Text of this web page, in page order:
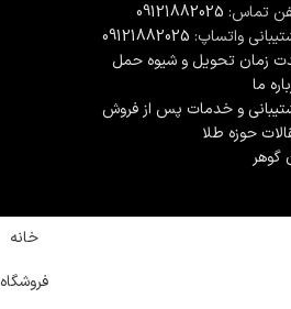
تماس: 09121882025
واتساپ: 09121882025
زمان تحويل و شیوه حمل
ما
و خدمات پس از فروش
حوزه طلا
گوهر
خانه
فروشگاه